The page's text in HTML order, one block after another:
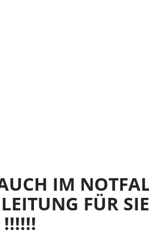
IM
FÜR
!!!!!!